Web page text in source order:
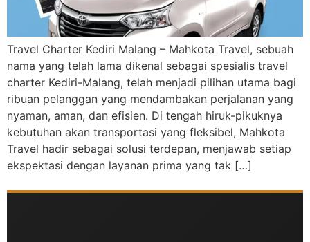
Travel Charter Kediri Malang – Mahkota Travel, sebuah
nama yang telah lama dikenal sebagai spesialis travel
charter Kediri-Malang, telah menjadi pilihan utama bagi
ribuan pelanggan yang mendambakan perjalanan yang
nyaman, aman, dan efisien. Di tengah hiruk-pikuknya
kebutuhan akan transportasi yang fleksibel, Mahkota
Travel hadir sebagai solusi terdepan, menjawab setiap
ekspektasi dengan layanan prima yang tak […]